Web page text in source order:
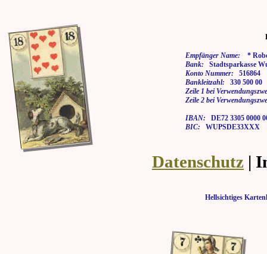
Empfänger Name: *
Bank: Stadtsparkasse
Konto Nummer: 516864
Bankleitzahl: 330 500 00
Zeile 1 bei
Zeile 2 bei
IBAN: DE72 3305 0000
BIC: WUPSDE33XXX
Datenschutz |
Hellsichtiges